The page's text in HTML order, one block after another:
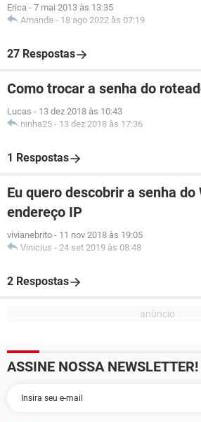
Erica - 7 mai 2013 às 13:35
Amanda - 18 ago 2022 às 07:19
27 Respostas
Como trocar a senha do
Lucas - 13 dez 2018 às 10:43
ninha25 - 13 dez 2018 às 17:36
1 Respostas
Eu quero descobrir a senha do
endereço IP
vivianebrito - 11 nov 2018 às 19:05
Vinicius - 24 set 2019 às 08:48
2 Respostas
ASSINE NOSSA NEWSLETTER!